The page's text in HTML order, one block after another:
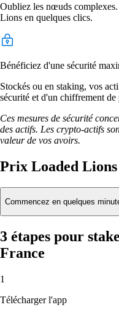
Oubliez les nœuds
Lions en quelques clics.
Bénéficiez d'une sécurité
Stockés ou en staking, vos
sécurité et d'un chiffrement de
Ces mesures de sécurité
des actifs. Les crypto-actifs
valeur de vos avoirs.
Prix Loaded Lions
Commencez en quelques
3 étapes pour
France
1
Télécharger l'app